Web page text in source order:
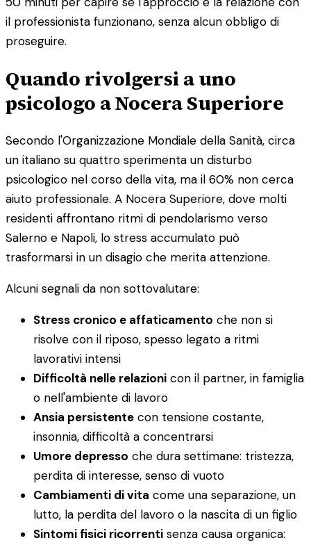
il professionista funzionano, senza alcun obbligo di
proseguire.
Quando rivolgersi a uno
psicologo a Nocera Superiore
Secondo l'Organizzazione Mondiale della Sanità, circa
un italiano su quattro sperimenta un disturbo
psicologico nel corso della vita, ma il 60% non cerca
aiuto professionale. A Nocera Superiore, dove molti
residenti affrontano ritmi di pendolarismo verso
Salerno e Napoli, lo stress accumulato può
trasformarsi in un disagio che merita attenzione.
Alcuni segnali da non sottovalutare:
Stress cronico e affaticamento che non si
risolve con il riposo, spesso legato a ritmi
lavorativi intensi
Difficoltà nelle relazioni con il partner, in famiglia
o nell'ambiente di lavoro
Ansia persistente con tensione costante,
insonnia, difficoltà a concentrarsi
Umore depresso che dura settimane: tristezza,
perdita di interesse, senso di vuoto
Cambiamenti di vita come una separazione, un
lutto, la perdita del lavoro o la nascita di un figlio
Sintomi fisici ricorrenti senza causa organica: